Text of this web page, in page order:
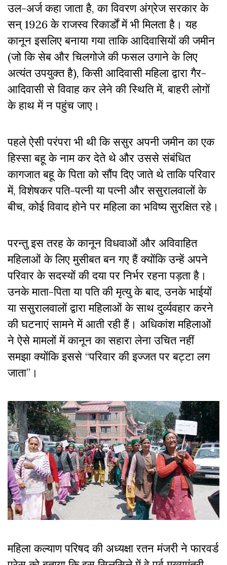
उल-अर्ज कहा जाता है, का विवरण अंग्रेज सरकार के
सन् 1926 के राजस्व रिकार्डों में भी मिलता है। यह
कानून इसलिए बनाया गया ताकि आदिवासियों की जमीन
(जो कि सेब और चिलगोजे की फसल उगाने के लिए
अत्यंत उपयुक्त है), किसी आदिवासी महिला द्वारा गैर-
आदिवासी से विवाह कर लेने की स्थिति में, बाहरी लोगों
के हाथ में न पहुंच जाए।
पहले ऐसी परंपरा भी थी कि ससुर अपनी जमीन का एक
हिस्सा बहू के नाम कर देते थे और उससे संबंधित
कागजात बहू के पिता को सौंप दिए जाते थे ताकि परिवार
में, विशेषकर पति-पत्नी या पत्नी और ससुरालवालों के
बीच, कोई विवाद होने पर महिला का भविष्य सुरक्षित रहे।
परन्तु इस तरह के कानून विधवाओं और अविवाहित
महिलाओं के लिए मुसीबत बन गए हैं क्योंकि उन्हें अपने
परिवार के सदस्यों की दया पर निर्भर रहना पड़ता है।
उनके माता-पिता या पति की मृत्यु के बाद, उनके भाईयों
या ससुरालवालों द्वारा महिलाओं के साथ दुर्व्यवहार करने
की घटनाएं सामने में आती रही हैं। अधिकांश महिलाओं
ने ऐसे मामलों में कानून का सहारा लेना उचित नहीं
समझा क्योंकि इससे “परिवार की इज्जत पर बट्टा लग
जाता”।
महिला कल्याण परिषद की अध्यक्षा रतन मंजरी ने फारवर्ड